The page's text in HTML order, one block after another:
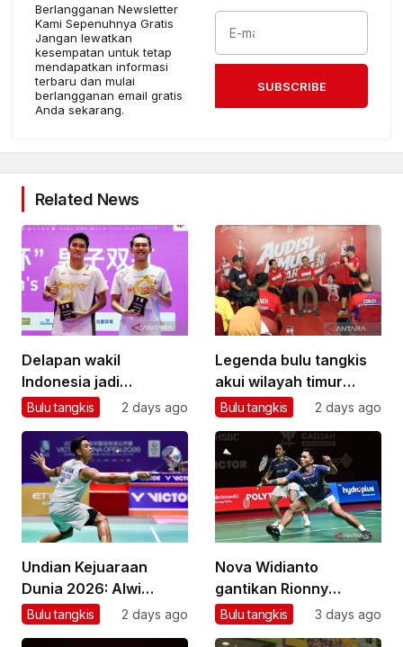
Berlangganan Newsletter
Kami Sepenuhnya Gratis
Jangan lewatkan
kesempatan untuk tetap
mendapatkan informasi
terbaru dan mulai
berlangganan email gratis
Anda sekarang.
SUBSCRIBE
Related News
Delapan wakil
Indonesia jadi
unggulan Kejuaraan
Bulu tangkis 2 days ago
Legenda bulu tangkis
akui wilayah timur
masih kurang
Bulu tangkis 2 days ago
Undian Kejuaraan
Dunia 2026: Alwi
Farhan berpotensi
Bulu tangkis 2 days ago
Nova Widianto
gantikan Rionny
tangani ganda
Bulu tangkis 3 days ago